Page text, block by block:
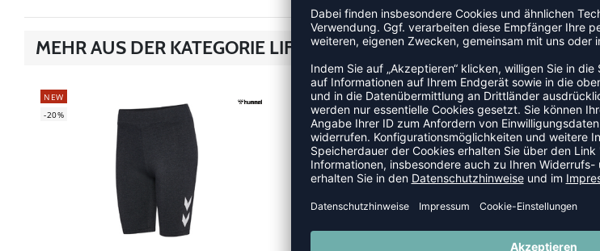
MEHR AUS DER KATEGORIE LIFESTYLE SHORTS
NEW
-20%
NEW
-10%
NEW
-10%